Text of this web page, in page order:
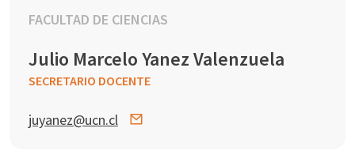
FACULTAD DE CIENCIAS
Julio Marcelo Yanez Valenzuela
SECRETARIO DOCENTE
juyanez@ucn.cl